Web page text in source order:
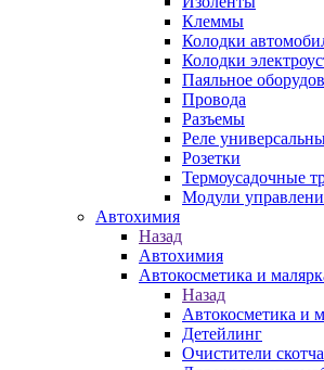
Клеммы
Колодки
Колодки
Паяльное
Провода
Разъемы
Реле
Розетки
Термоусадочные
Модули
Автохимия
Назад
Автохимия
Автокосметика и
Назад
Автокосметика и
Детейлинг
Очистители